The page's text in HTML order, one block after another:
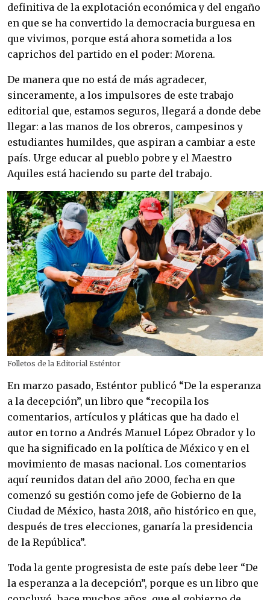
definitiva de la explotación económica y del engaño
en que se ha convertido la democracia burguesa en
que vivimos, porque está ahora sometida a los
caprichos del partido en el poder: Morena.
​De manera que no está de más agradecer,
sinceramente, a los impulsores de este trabajo
editorial que, estamos seguros, llegará a donde debe
llegar: a las manos de los obreros, campesinos y
estudiantes humildes, que aspiran a cambiar a este
país. Urge educar al pueblo pobre y el Maestro
Aquiles está haciendo su parte del trabajo.
Folletos de la Editorial Esténtor
En marzo pasado, Esténtor publicó “De la esperanza
a la decepción”, un libro que “recopila los
comentarios, artículos y pláticas que ha dado el
autor en torno a Andrés Manuel López Obrador y lo
que ha significado en la política de México y en el
movimiento de masas nacional. Los comentarios
aquí reunidos datan del año 2000, fecha en que
comenzó su gestión como jefe de Gobierno de la
Ciudad de México, hasta 2018, año histórico en que,
después de tres elecciones, ganaría la presidencia
de la República”.
​Toda la gente progresista de este país debe leer “De
la esperanza a la decepción”, porque es un libro que